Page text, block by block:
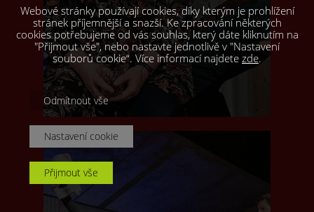
Webové stránky používají cookies, díky kterým je prohlížení
stránek příjemnější a snazší. Ke zpracování některých
cookies potřebujeme od vás souhlas, který dáte kliknutím na
"Přijmout vše", nebo nastavte jednotlivě v "Nastavení
souborů cookie“. Více informací najdete zde.
Odmítnout vše
Nastavení cookie
Přijmout vše